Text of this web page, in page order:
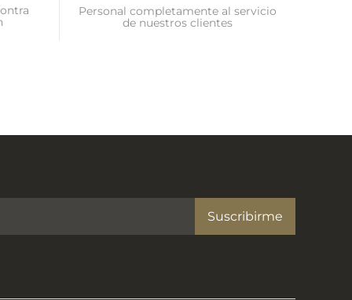
Personal completamente al servicio
de nuestros clientes
Suscribirme